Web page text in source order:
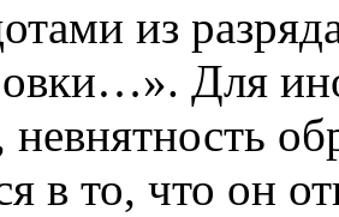
из
Для
в то, что он